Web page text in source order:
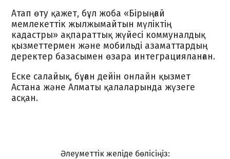
Әлеуметтік желіде бөлісіңіз:
Атап өту қажет, бұл жоба «Бірыңғай
мемлекеттік жылжымайтын мүліктің
кадастры» ақпараттық жүйесі коммуналдық
қызметтермен және мобильді азаматтардың
деректер базасымен өзара интеграцияланған.
Еске салайық, бұған дейін онлайн қызмет
Астана және Алматы қалаларында жүзеге
асқан.